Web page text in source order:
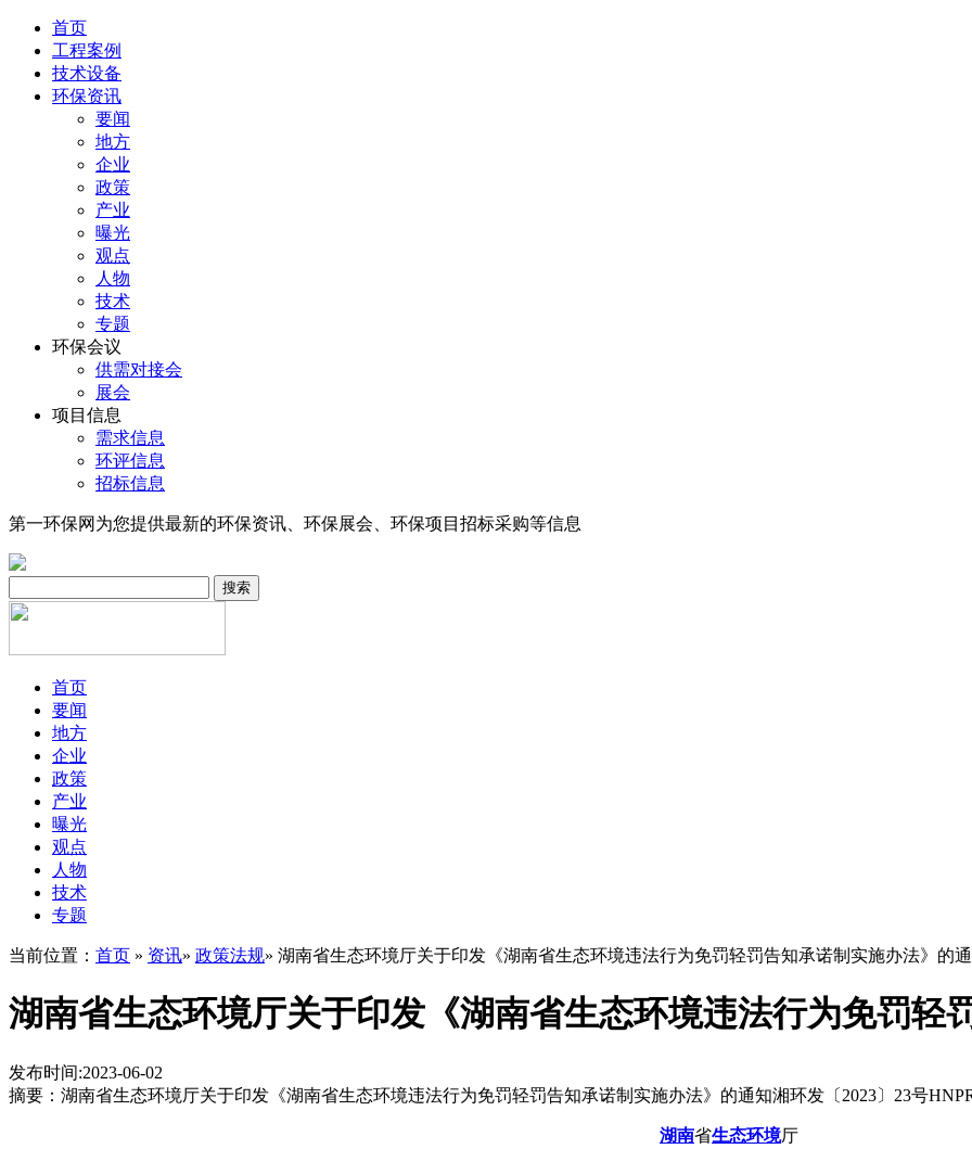
首页
工程案例
技术设备
环保资讯
要闻
地方
企业
政策
产业
曝光
观点
人物
技术
专题
环保会议
供需对接会
展会
项目信息
需求信息
环评信息
招标信息
第一环保网为您提供最新的环保资讯、环保展会、环保项目招标采购等信息
搜索
首页
要闻
地方
企业
政策
产业
曝光
观点
人物
技术
专题
当前位置： 首页 » 资讯» 政策法规» 湖南省生态环境厅关于印发《湖南省生态环境违法行为免罚轻罚告知承诺制实施办法》的
湖南省生态环境厅关于印发《湖南省生态环境违法行为免罚轻
发布时间:2023-06-02
摘要： 湖南省生态环境厅关于印发《湖南省生态环境违法行为免罚轻罚告知承诺制实施办法》的通知湘环发〔2023〕23号
湖南省生态环境厅